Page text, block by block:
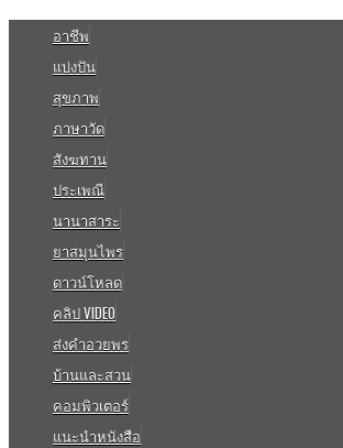
อาชีพ
แบ่งปัน
สุขภาพ
ภาษาวัด
สังฆทาน
ประเพณี
นานาสาระ
ยาสมุนไพร
ดาวน์โหลด
คลิป VIDEO
ส่งคำอวยพร
บ้านและสวน
คอมพิวเตอร์
แนะนำหนังสือ